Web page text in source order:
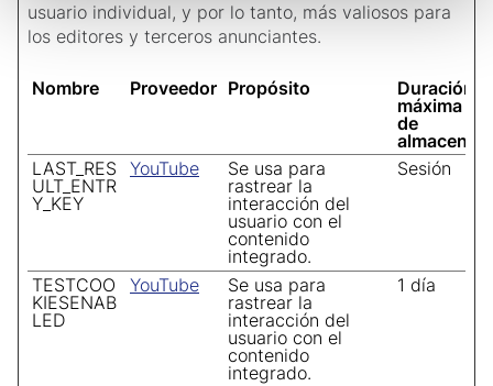
usuario individual, y por lo tanto, más valiosos para
los editores y terceros anunciantes.
Nombre Proveedor Propósito
Duración
máxima
de
LAST_RES
ULT_ENTR
Y_KEY
YouTube
Se usa para
rastrear la
interacción del
usuario con el
contenido
integrado.
Sesión
TESTCOO
KIESENAB
LED
YouTube
Se usa para
rastrear la
interacción del
usuario con el
contenido
integrado.
1 día